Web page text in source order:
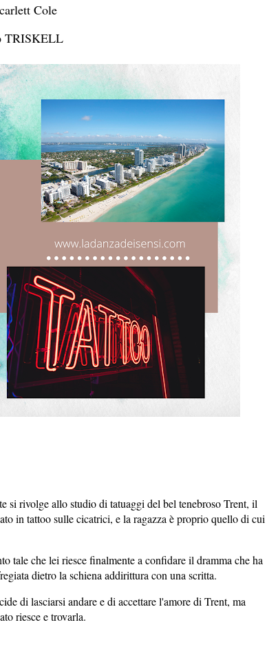
Cole
TRISKELL
si rivolge allo studio di tatuaggi del bel tenebroso Trent, il
in tattoo sulle cicatrici, e la ragazza è proprio quello di cui
tale che lei riesce finalmente a confidare il dramma che ha
dietro la schiena addirittura con una scritta.
di lasciarsi andare e di accettare l'amore di Trent, ma
riesce e trovarla.